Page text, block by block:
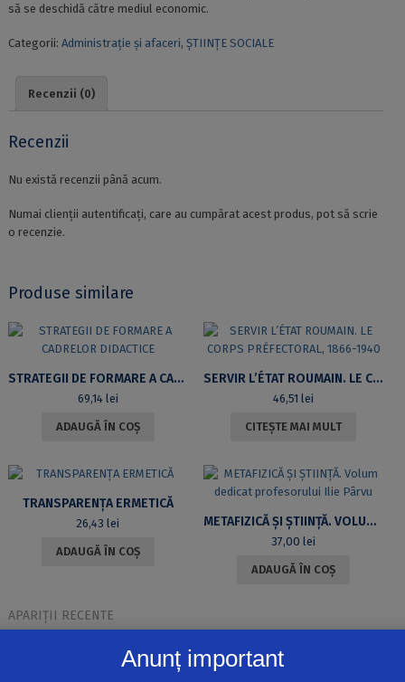
să se deschidă către mediul economic.
Categorii: Administrație și afaceri, ȘTIINȚE SOCIALE
Recenzii (0)
Recenzii
Nu există recenzii până acum.
Numai clienții autentificați, care au cumpărat acest produs, pot să scrie
o recenzie.
Produse similare
STRATEGII DE FORMARE A CADRELOR DIDACTICE
69,14 lei
ADAUGĂ ÎN COȘ
SERVIR L’ÉTAT ROUMAIN. LE CORPS PRÉFECTORAL, 1866-1940
46,51lei
CITEȘTE MAI MULT
TRANSPARENȚA ERMETICĂ
26,43lei
ADAUGĂ ÎN COȘ
METAFIZICĂ ȘI ȘTIINȚĂ. VOLUM DEDICAT PROFESORULUI ILIE PÂRVU
37,00lei
ADAUGĂ ÎN COȘ
APARIȚII RECENTE
SPORT AND HEALTH” Journal of Abstracts 2026
Anunț important